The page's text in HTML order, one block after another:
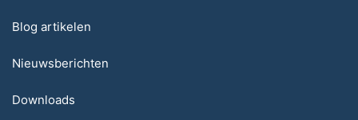
Blog artikelen
Nieuwsberichten
Downloads